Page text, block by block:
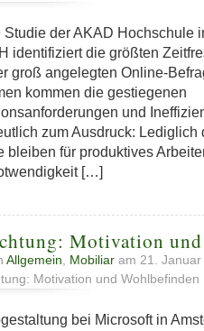
Studie der AKAD Hochschule
identifiziert die größten
groß angelegten Online-
kommen die gestiegenen
und
zum Ausdruck: Lediglich
bleiben für produktives
[…]
Motivation
Allgemein, Mobiliar am 21.
Motivation und Wohlbefinden
bei Microsoft in